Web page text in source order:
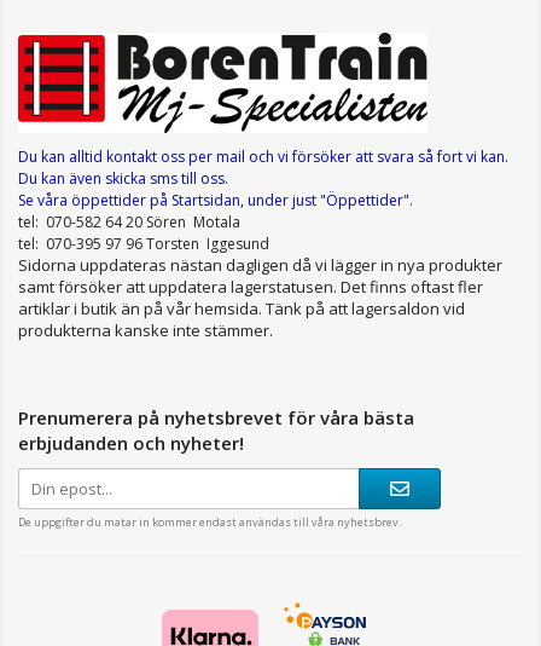
Du kan alltid kontakt oss per mail och vi försöker att svara så fort vi kan.
Du kan även skicka sms till oss.
Se våra öppettiderpå Startsidan, under just "Öppettider".
tel: 070-582 64 20 Sören Motala
tel: 070-395 97 96 Torsten Iggesund
Sidorna uppdateras nästan dagligen då vi lägger in nya produkter
samt försöker att uppdatera lagerstatusen. Det finns oftast fler
artiklar i butik än på vår hemsida. Tänk på att lagersaldon vid
produkterna kanske inte stämmer.
Prenumerera på nyhetsbrevet för våra bästa
erbjudanden och nyheter!
De uppgifter du matar in kommer endast användas till våra nyhetsbrev.